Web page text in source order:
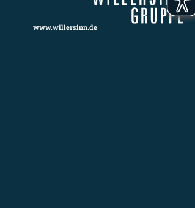
www.willersinn.de